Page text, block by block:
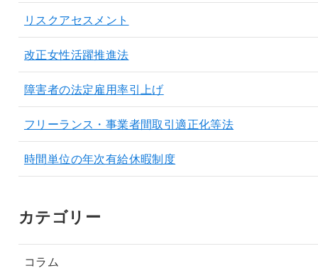
リスクアセスメント
改正女性活躍推進法
障害者の法定雇用率引上げ
フリーランス・事業者間取引適正化等法
時間単位の年次有給休暇制度
カテゴリー
コラム